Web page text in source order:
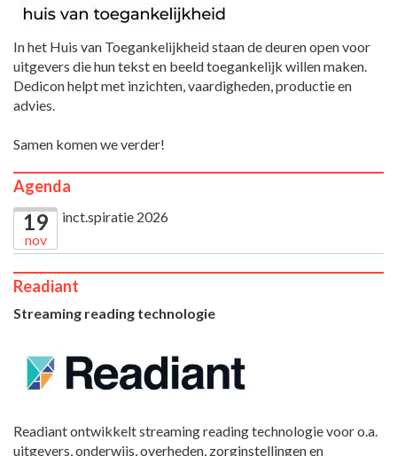
In het Huis van Toegankelijkheid staan de deuren open voor
uitgevers die hun tekst en beeld toegankelijk willen maken.
Dedicon helpt met inzichten, vaardigheden, productie en
advies.
Samen komen we verder!
Agenda
19
nov
inct.spiratie 2026
Readiant
Streaming reading technologie
Readiant ontwikkelt streaming reading technologie voor o.a.
uitgevers, onderwijs, overheden, zorginstellingen en